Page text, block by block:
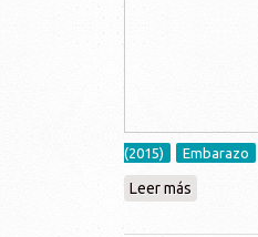
(2015) Embarazo
Leer más